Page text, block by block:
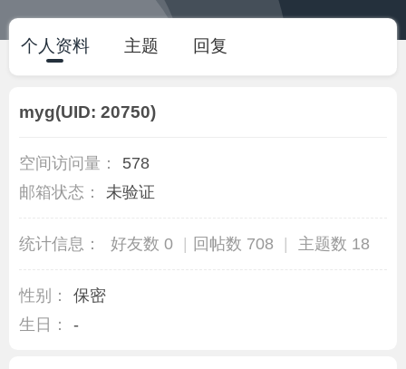
个人资料 主题 回复
myg(UID: 20750)
空间访问量：
578
邮箱状态：
未验证
统计信息： 好友数 0 | 回帖数 708 | 主题数 18
性别：
保密
生日：
-